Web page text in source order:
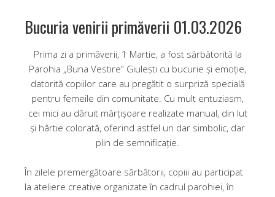
Bucuria venirii primăverii 01.03.2026
Prima zi a primăverii, 1 Martie, a fost sărbătorită la
Parohia „Buna Vestire” Giulești cu bucurie și emoție,
datorită copiilor care au pregătit o surpriză specială
pentru femeile din comunitate. Cu mult entuziasm,
cei mici au dăruit mărțișoare realizate manual, din lut
și hârtie colorată, oferind astfel un dar simbolic, dar
plin de semnificație.
În zilele premergătoare sărbătorii, copiii au participat
la ateliere creative organizate în cadrul parohiei, în